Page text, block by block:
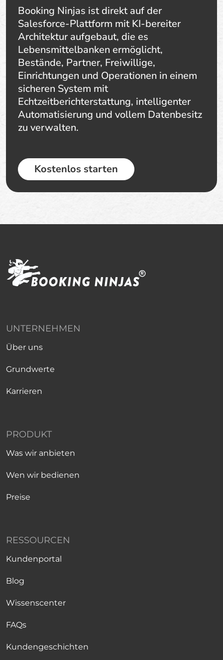
Booking Ninjas ist direkt auf der
Salesforce-Plattform mit KI-bereiter
Architektur aufgebaut, die es
Lebensmittelbanken ermöglicht,
Bestände, Partner, Freiwillige,
Einrichtungen und Operationen in einem
sicheren System mit
Echtzeitberichterstattung, intelligenter
Automatisierung und vollem Datenbesitz
zu verwalten.
Kostenlos starten
UNTERNEHMEN
Über uns
Grundwerte
Karrieren
PRODUKT
Was wir anbieten
Wen wir bedienen
Preise
RESSOURCEN
Kundenportal
Blog
Wissenscenter
FAQs
Kundengeschichten